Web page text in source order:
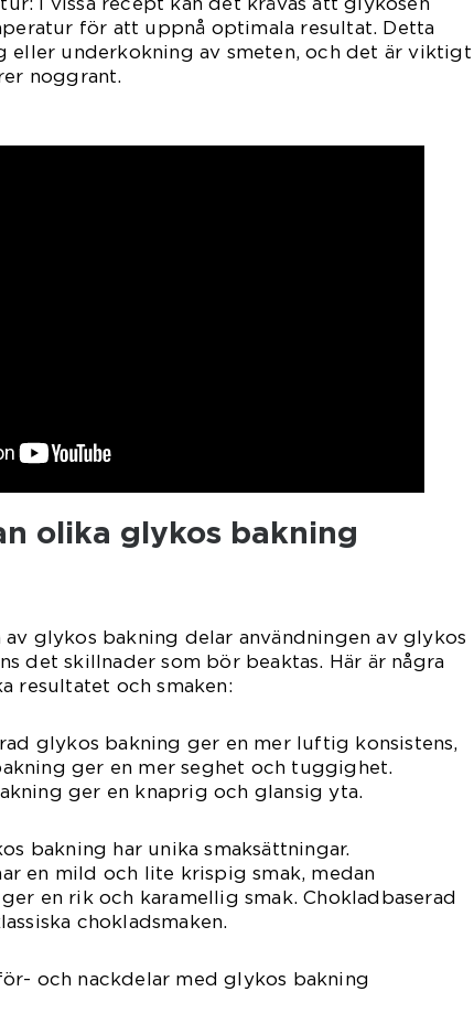
för att uppnå optimala resultat. Detta
eller underkokning av smeten, och det är viktigt
noggrant.
olika glykos bakning
glykos bakning delar användningen av glykos
det skillnader som bör beaktas. Här är några
resultatet och smaken:
glykos bakning ger en mer luftig konsistens,
ger en mer seghet och tuggighet.
ger en knaprig och glansig yta.
bakning har unika smaksättningar.
en mild och lite krispig smak, medan
en rik och karamellig smak. Chokladbaserad
chokladsmaken.
och nackdelar med glykos bakning